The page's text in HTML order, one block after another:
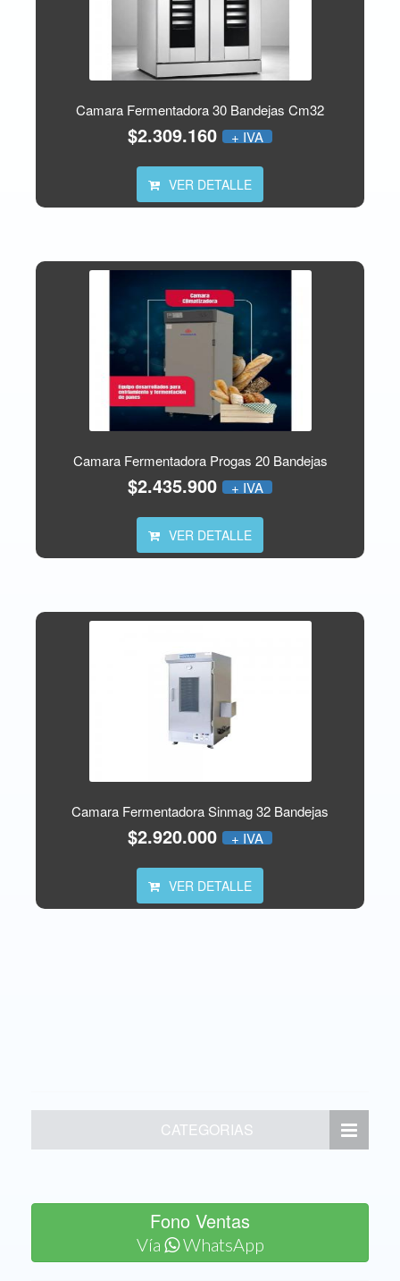
Camara Fermentadora 30 Bandejas Cm32
$2.309.160 + IVA
VER DETALLE
Camara Fermentadora Progas 20 Bandejas
$2.435.900 + IVA
VER DETALLE
Camara Fermentadora Sinmag 32 Bandejas
$2.920.000 + IVA
VER DETALLE
CATEGORIAS
Fono Ventas
Vía WhatsApp